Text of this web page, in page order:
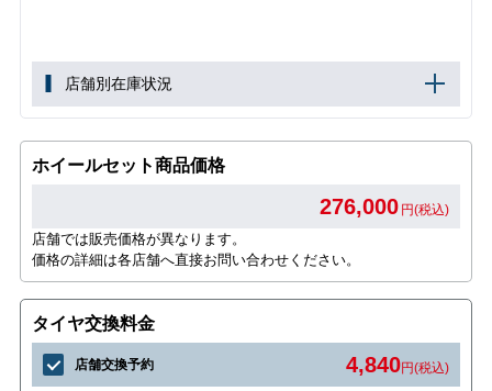
店舗別在庫状況
ホイールセット商品価格
276,000 円(税込)
店舗では販売価格が異なります。
価格の詳細は各店舗へ直接お問い合わせください。
タイヤ交換料金
店舗交換予約 4,840円(税込)